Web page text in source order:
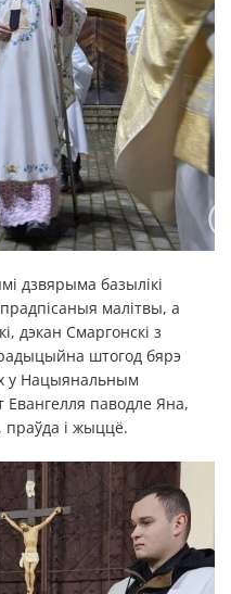
дзвярыма базылікі
малітвы, а
дэкан Смаргонскі з
штогод бярэ
у Нацыянальным
паводле Яна,
праўда і жыццё.